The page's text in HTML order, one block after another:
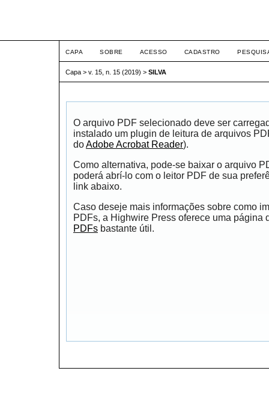
CAPA SOBRE ACESSO CADASTRO
Capa > v. 15, n. 15 (2019) > SILVA
O arquivo PDF selecionado deve ser
instalado um plugin de leitura de arquivos
doAdobe Acrobat Reader).
Como alternativa, pode-se baixar o arquivo
poderá abrí-lo com o leitor PDF de sua
link abaixo.
Caso deseje mais informações sobre como
PDFs, a Highwire Press oferece uma página
PDFs bastante útil.